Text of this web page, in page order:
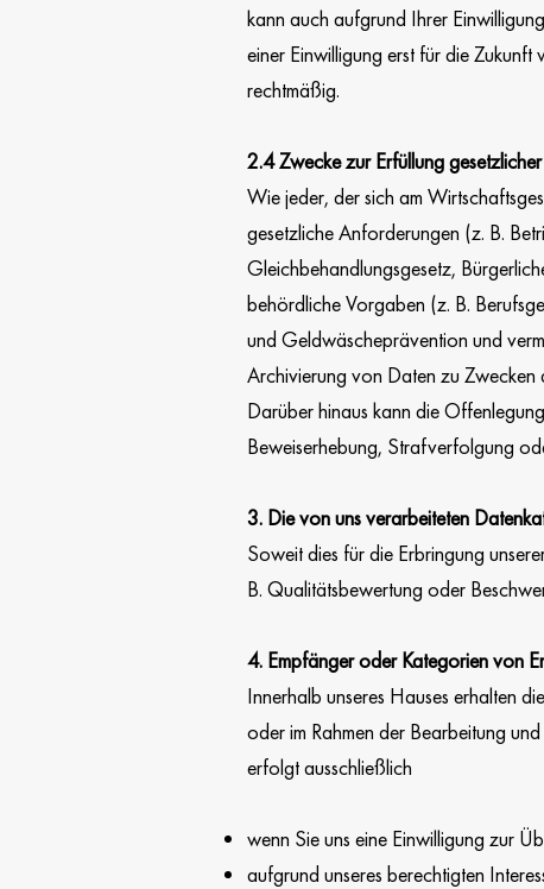
kann auch aufgrund Ihrer
einer Einwilligung erst für die
rechtmäßig.
2.4 Zwecke zur Erfüllung
Wie jeder, der sich am
gesetzliche Anforderungen (z. B.
Gleichbehandlungsgesetz,
behördliche Vorgaben (z. B.
und Geldwäscheprävention und
Archivierung von Daten zu Zwecken
Darüber hinaus kann die
Beweiserhebung, Strafverfolgung
3. Die von uns verarbeiteten
Soweit dies für die Erbringung
B. Qualitätsbewertung oder
4. Empfänger oder Kategorien von
Innerhalb unseres Hauses erhalten
oder im Rahmen der Bearbeitung
erfolgt ausschließlich
wenn Sie uns eine Einwilligung zur
aufgrund unseres berechtigten